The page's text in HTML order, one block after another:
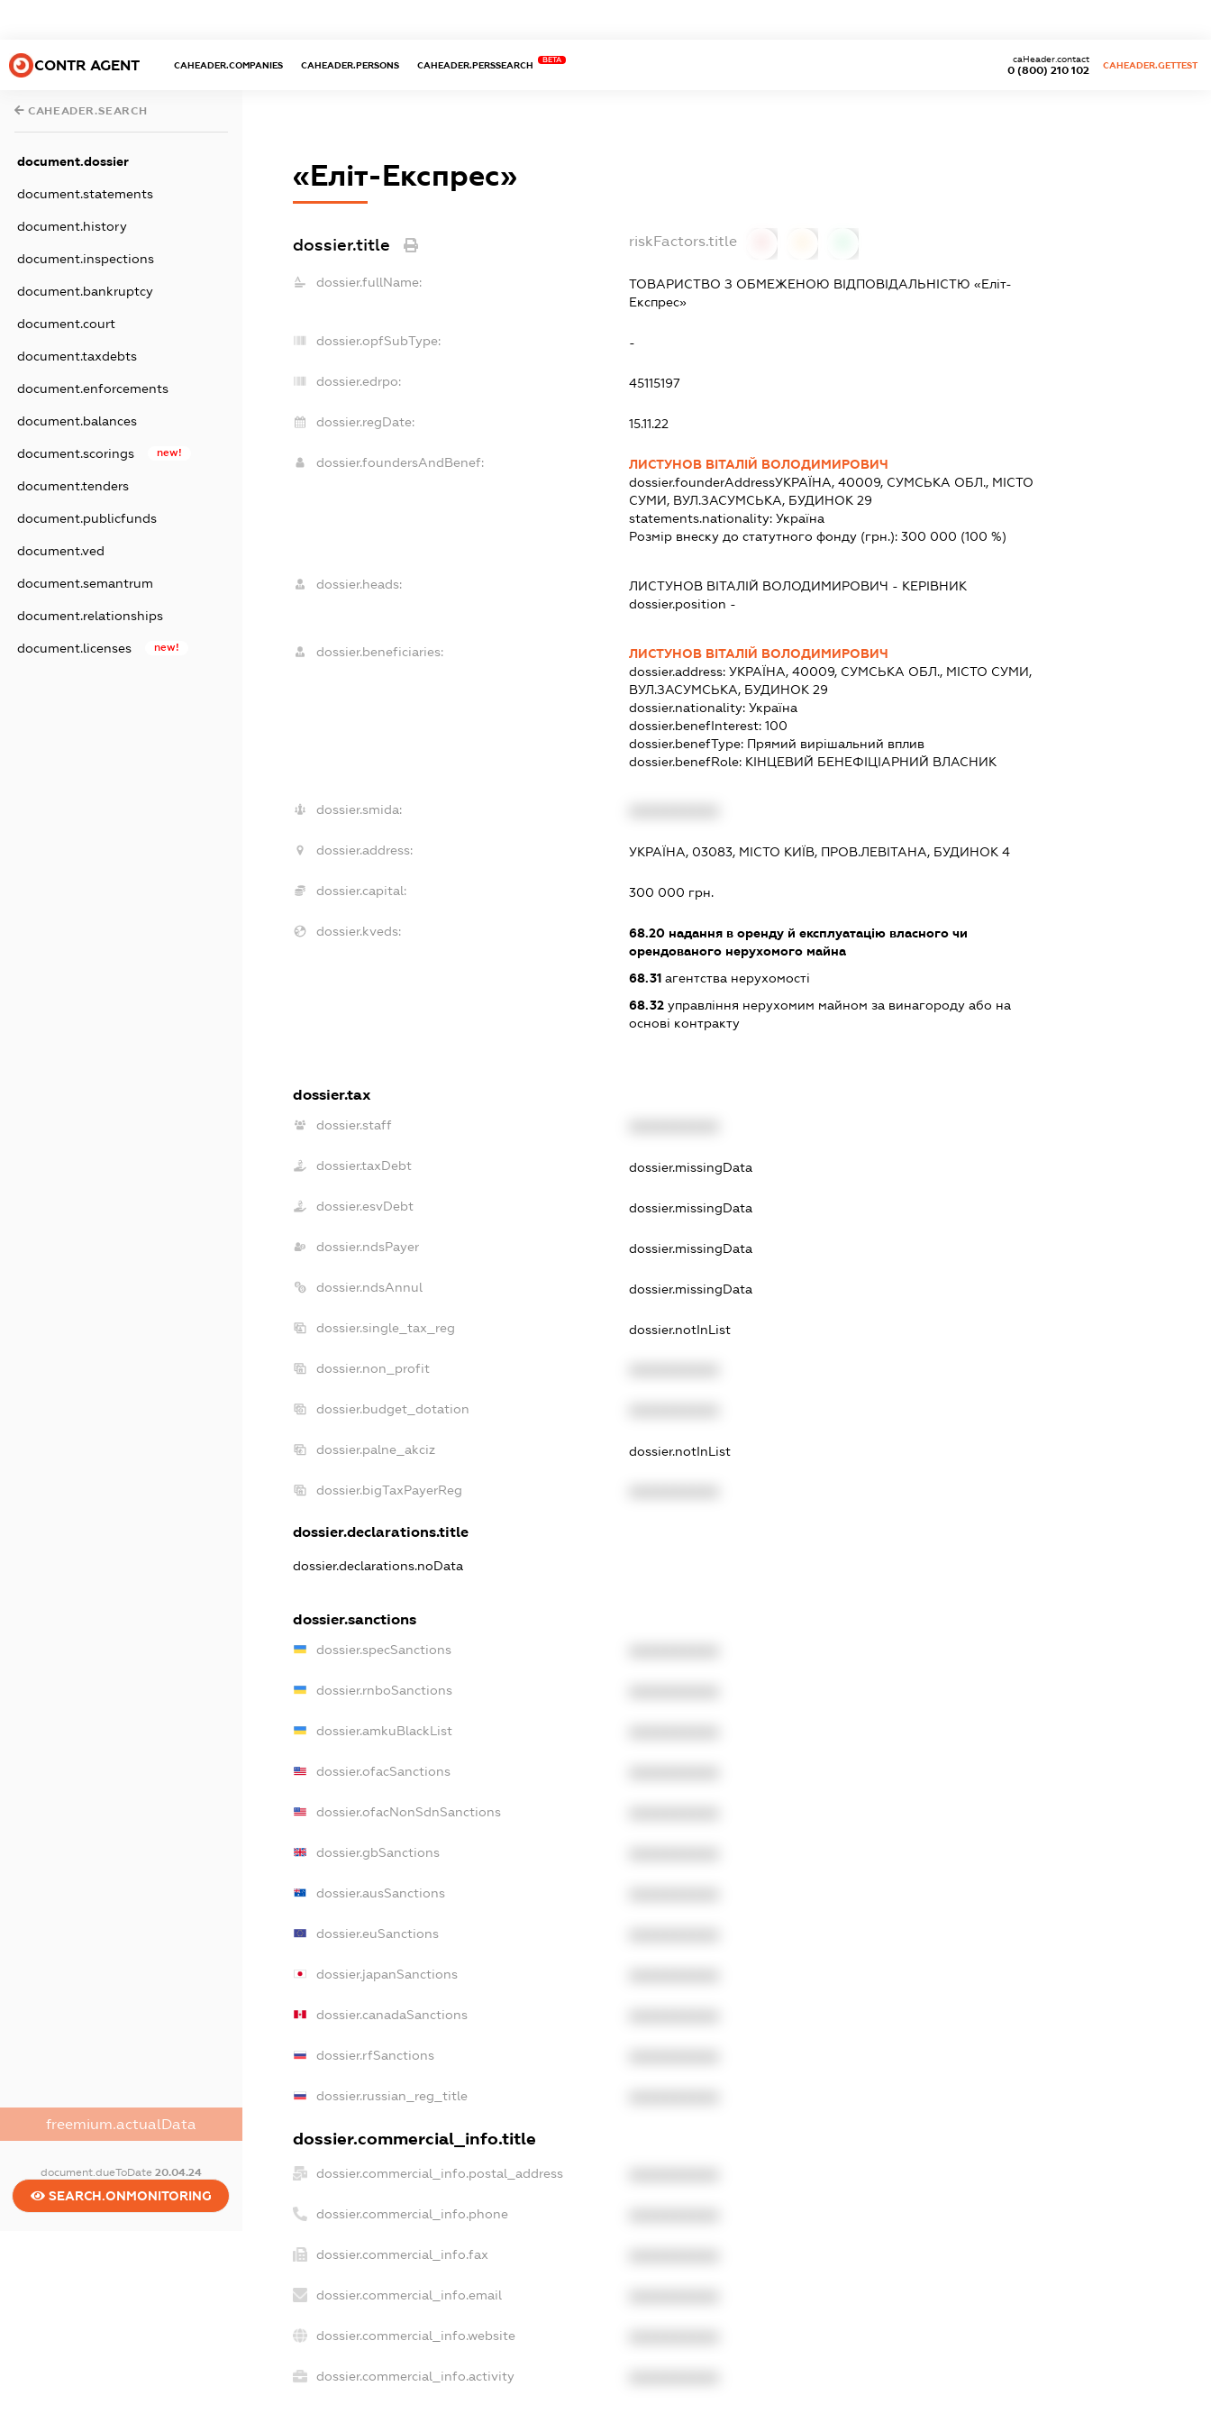
CONTR AGENT CAHEADER.COMPANIES CAHEADER.PERSONS CAHEADER.PERSSEARCH
BETA
0 (800) 210 102
caHeader.contact
CAHEADER.GETTEST
CAHEADER.SEARCH
document.dossier
document.statements
document.history
document.inspections
document.bankruptcy
document.court
document.taxdebts
document.enforcements
document.balances
document.scorings new!
document.tenders
document.publicfunds
document.ved
document.semantrum
document.relationships
document.licenses new!
freemium.actualData
document.dueToDate 20.04.24
SEARCH.ONMONITORING
«Еліт-Експрес»
dossier.title riskFactors.title
dossier.fullName:
ТОВАРИСТВО З ОБМЕЖЕНОЮ ВІДПОВІДАЛЬНІСТЮ «Еліт-
Експрес»
dossier.opfSubType: -
dossier.edrpo: 45115197
dossier.regDate: 15.11.22
dossier.foundersAndBenef:
ЛИСТУНОВ ВІТАЛІЙ ВОЛОДИМИРОВИЧ
dossier.founderAddressУКРАЇНА, 40009, СУМСЬКА ОБЛ., МІСТО
СУМИ, ВУЛ.ЗАСУМСЬКА, БУДИНОК 29
statements.nationality: Україна
Розмір внеску до статутного фонду (грн.): 300 000 (100 %)
dossier.heads: ЛИСТУНОВ ВІТАЛІЙ ВОЛОДИМИРОВИЧ - КЕРІВНИК
dossier.position -
dossier.beneficiaries:
ЛИСТУНОВ ВІТАЛІЙ ВОЛОДИМИРОВИЧ
dossier.address: УКРАЇНА, 40009, СУМСЬКА ОБЛ., МІСТО СУМИ,
ВУЛ.ЗАСУМСЬКА, БУДИНОК 29
dossier.nationality: Україна
dossier.benefInterest: 100
dossier.benefType: Прямий вирішальний вплив
dossier.benefRole: КІНЦЕВИЙ БЕНЕФІЦІАРНИЙ ВЛАСНИК
dossier.smida:
dossier.address: УКРАЇНА, 03083, МІСТО КИЇВ, ПРОВ.ЛЕВІТАНА, БУДИНОК 4
dossier.capital: 300 000 грн.
dossier.kveds: 68.20надання в оренду й експлуатацію власного чи
орендованого нерухомого майна
68.31агентства нерухомості
68.32управління нерухомим майном за винагороду або на
основі контракту
dossier.tax
dossier.staff
dossier.taxDebt dossier.missingData
dossier.esvDebt dossier.missingData
dossier.ndsPayer dossier.missingData
dossier.ndsAnnul dossier.missingData
dossier.single_tax_reg dossier.notInList
dossier.non_profit
dossier.budget_dotation
dossier.palne_akciz dossier.notInList
dossier.bigTaxPayerReg
dossier.declarations.title
dossier.declarations.noData
dossier.sanctions
dossier.specSanctions
dossier.rnboSanctions
dossier.amkuBlackList
dossier.ofacSanctions
dossier.ofacNonSdnSanctions
dossier.gbSanctions
dossier.ausSanctions
dossier.euSanctions
dossier.japanSanctions
dossier.canadaSanctions
dossier.rfSanctions
dossier.russian_reg_title
dossier.commercial_info.title
dossier.commercial_info.postal_address
dossier.commercial_info.phone
dossier.commercial_info.fax
dossier.commercial_info.email
dossier.commercial_info.website
dossier.commercial_info.activity